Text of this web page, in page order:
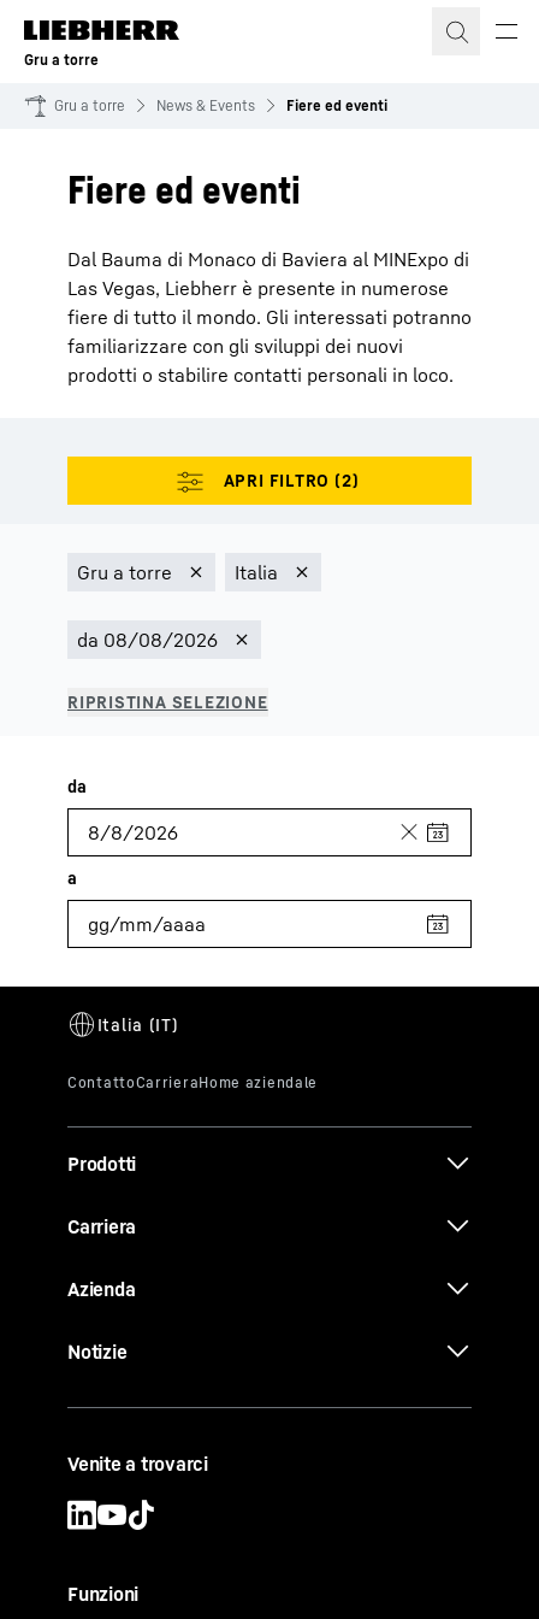
Gru a torre
Gru a torre News & Events Fiere ed eventi
Fiere ed eventi
Dal Bauma di Monaco di Baviera al MINExpo di
Las Vegas, Liebherr è presente in numerose
fiere di tutto il mondo. Gli interessati potranno
familiarizzare con gli sviluppi dei nuovi
prodotti o stabilire contatti personali in loco.
Prodotti
Carriera
Azienda
Notizie
Venite a trovarci
Funzioni